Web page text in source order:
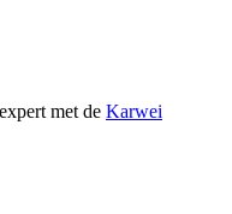
met de Karwei